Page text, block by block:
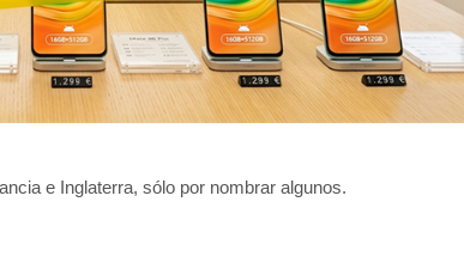
e Inglaterra, sólo por nombrar algunos.